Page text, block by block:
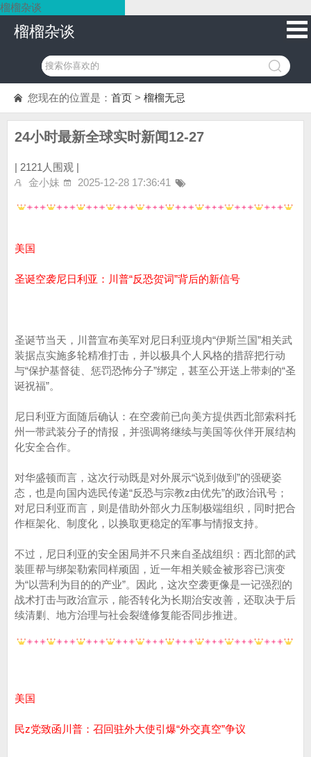
榴榴杂谈
榴榴杂谈
您现在的位置是： 首页 > 榴榴无忌
24小时最新全球实时新闻12-27
| 2121人围观 |
金小妹
2025-12-28 17:36:41
美国
圣诞空袭尼日利亚：川普“反恐贺词”背后的新信号
圣诞节当天，川普宣布美军对尼日利亚境内“伊斯兰国”相关武
装据点实施多轮精准打击，并以极具个人风格的措辞把行动
与“保护基督徒、惩罚恐怖分子”绑定，甚至公开送上带刺的“圣
诞祝福”。
尼日利亚方面随后确认：在空袭前已向美方提供西北部索科托
州一带武装分子的情报，并强调将继续与美国等伙伴开展结构
化安全合作。
对华盛顿而言，这次行动既是对外展示“说到做到”的强硬姿
态，也是向国内选民传递“反恐与宗教z由优先”的政治讯号；
对尼日利亚而言，则是借助外部火力压制极端组织，同时把合
作框架化、制度化，以换取更稳定的军事与情报支持。
不过，尼日利亚的安全困局并不只来自圣战组织：西北部的武
装匪帮与绑架勒索同样顽固，近一年相关赎金被形容已演变
为“以营利为目的的产业”。因此，这次空袭更像是一记强烈的
战术打击与政治宣示，能否转化为长期治安改善，还取决于后
续清剿、地方治理与社会裂缝修复能否同步推进。
美国
民z党致函川普：召回驻外大使引爆“外交真空”争议